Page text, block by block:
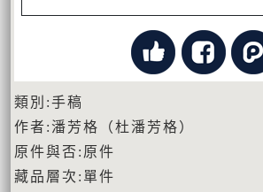
類別:手稿
作者:潘芳格（杜潘芳格）
原件與否:原件
藏品層次:單件